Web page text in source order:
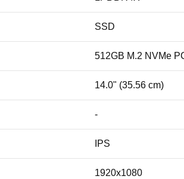
SSD
512GB M.2 NVMe
14.0" (35.56 cm)
-
IPS
1920x1080